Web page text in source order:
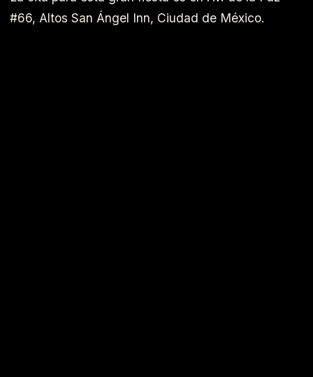
#66, Altos San Ángel Inn, Ciudad de México.